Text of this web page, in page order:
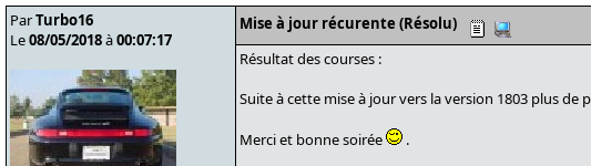
ParTurbo16
Le08/05/2018à00:07:17
Mise à jour récurente (Résolu)
Résultat des courses :
Suite à cette mise à jour vers la version 1803 plus de
Merci et bonne soirée .